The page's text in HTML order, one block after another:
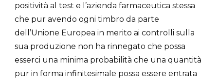
positività al test e l’azienda farmaceutica stessa
che pur avendo ogni timbro da parte
dell’Unione Europea in merito ai controlli sulla
sua produzione non ha rinnegato che possa
esserci una minima probabilità che una quantità
pur in forma infinitesimale possa essere entrata